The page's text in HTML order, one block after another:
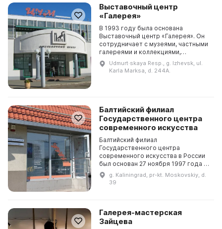
Выставочный центр
«Галерея»
В 1993 году была основана
Выставочный центр «Галерея». Он
сотрудничает с музеями, частными
галереями и коллекциями,
творческими группами, и
приглашает партнеров для
реализации выставочных,
Udmurt·skaya Resp., g. Izhevsk, ul.
Karla Marksa, d. 244A.
Балтийский филиал
Государственного центра
современного искусства
Балтийский филиал
Государственного центра
современного искусства в России
был основан 27 ноября 1997 года и
является единственной
организацией в Калининградской
g. Kaliningrad, pr-kt. Moskovskiy, d.
39
Галерея-мастерская
Зайцева